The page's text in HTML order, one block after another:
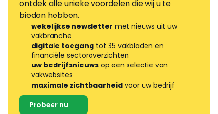
ontdek alle unieke voordelen die wij u te
bieden hebben.
wekelijkse newsletter met nieuws uit uw
vakbranche
digitale toegang tot 35 vakbladen en
financiële sectoroverzichten
uw bedrijfsnieuws op een selectie van
vakwebsites
maximale zichtbaarheid voor uw bedrijf
Probeer nu